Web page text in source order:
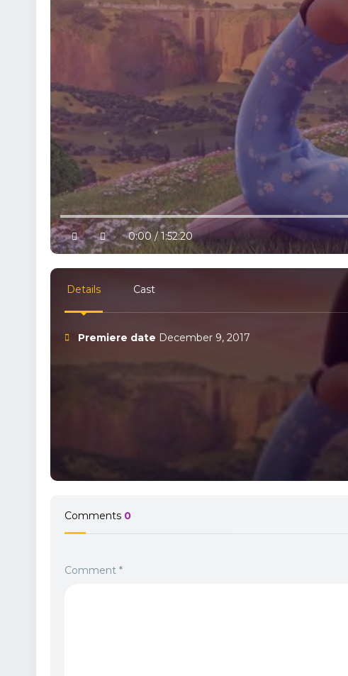
10% progress
play
volume0:00 / 1:52:20
Details Cast
Premiere date December 9, 2017
Comments 0
Comment *